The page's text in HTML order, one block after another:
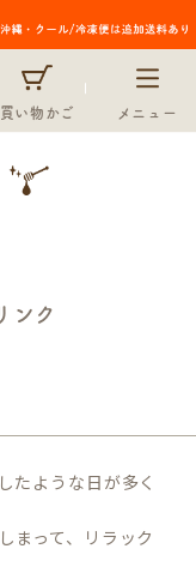
買い物かご メニュー
ンク
たような日が多く
まって、リラック